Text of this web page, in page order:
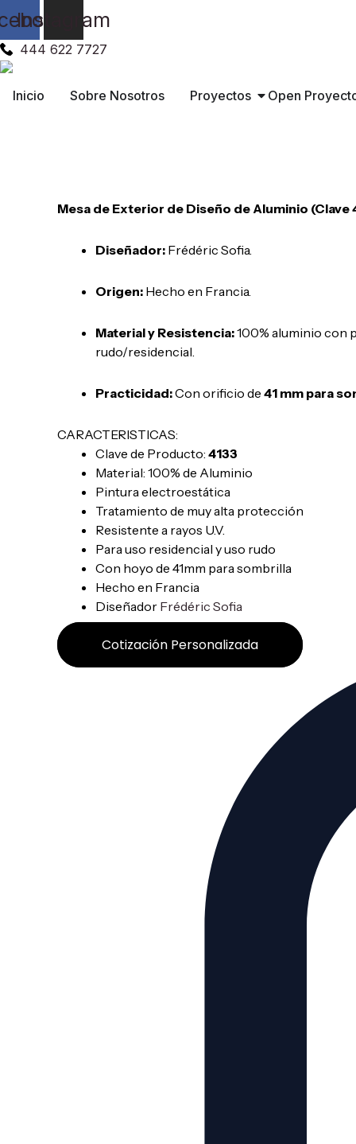
al
contenido
Instagram
444 622 7727
Inicio Sobre Nosotros Proyectos Open
Mesa de Exterior de Diseño de Aluminio (Clave
Diseñador: Frédéric Sofia.
Origen: Hecho en Francia.
Material y Resistencia:100% aluminio con
rudo/residencial.
Practicidad:Con orificio de 41 mm para
CARACTERISTICAS:
Clave de Producto: 4133
Material: 100% de Aluminio
Pintura electroestática
Tratamiento de muy alta protección
Resistente a rayos U.V.
Para uso residencial y uso rudo
Con hoyo de 41mm para sombrilla
Hecho en Francia
Diseñador Frédéric Sofia
Cotización Personalizada